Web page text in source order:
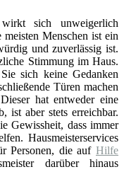
sich unweigerlich
Menschen ist ein
und zuverlässig ist.
Stimmung im Haus.
sich keine Gedanken
Türen machen
hat entweder eine
ist aber stets erreichbar.
Gewissheit, dass immer
Hausmeisterservices
Personen, die auf Hilfe
darüber hinaus